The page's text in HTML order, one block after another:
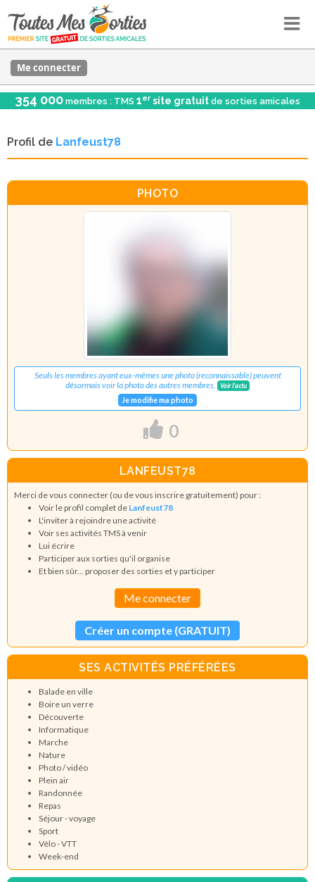
Me connecter
354 000 membres : TMS 1er site gratuit de sorties amicales
Profil de Lanfeust78
PHOTO
Seuls les membres ayant eux-mêmes une photo (reconnaissable) peuvent
désormais voir la photo des autres membres.
Voir l'actu
Je modifie ma photo
0
LANFEUST78
Merci de vous connecter (ou de vous inscrire gratuitement) pour :
Voir le profil complet de Lanfeust78
L'inviter à rejoindre une activité
Voir ses activités TMS à venir
Lui écrire
Participer aux sorties qu'il organise
Et bien sûr... proposer des sorties et y participer
Me connecter
Créer un compte (GRATUIT)
SES ACTIVITÉS PRÉFÉRÉES
Balade en ville
Boire un verre
Découverte
Informatique
Marche
Nature
Photo / vidéo
Plein air
Randonnée
Repas
Séjour - voyage
Sport
Vélo - VTT
Week-end